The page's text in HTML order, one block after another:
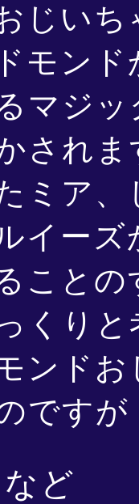
じいち
モン
マジ
され
ミア
イー
こと
くり
ンド
ですが
ど